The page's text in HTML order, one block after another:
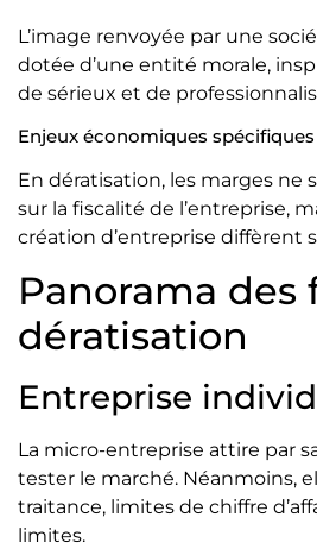
L’image renvoyée par une
dotée d’une entité morale,
de sérieux et de
Enjeux économiques
En dératisation, les marges
sur la fiscalité de l’entreprise,
création d’entreprise diffèrent
Panorama
dératisation
Entreprise
La micro-entreprise attire par
tester le marché. Néanmoins,
traitance, limites de chiffre
limites.